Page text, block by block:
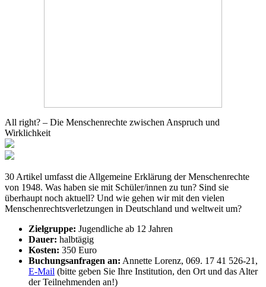
All right? – Die Menschenrechte zwischen Anspruch und
Wirklichkeit
30 Artikel umfasst die Allgemeine Erklärung der Menschenrechte
von 1948. Was haben sie mit Schüler/innen zu tun? Sind sie
überhaupt noch aktuell? Und wie gehen wir mit den vielen
Menschenrechtsverletzungen in Deutschland und weltweit um?
Zielgruppe: Jugendliche ab 12 Jahren
Dauer: halbtägig
Kosten: 350 Euro
Buchungsanfragen an: Annette Lorenz, 069. 17 41 526-21,
E-Mail (bitte geben Sie Ihre Institution, den Ort und das Alter
der Teilnehmenden an!)